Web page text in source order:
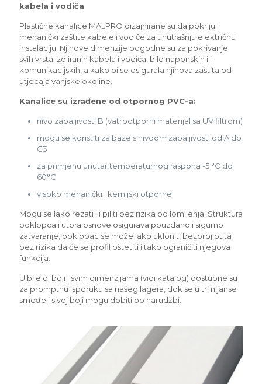
kabela i vodiča
Plastične kanalice MALPRO dizajnirane su da pokriju i
mehanički zaštite kabele i vodiče za unutrašnju električnu
instalaciju. Njihove dimenzije pogodne su za pokrivanje
svih vrsta izoliranih kabela i vodiča, bilo naponskih ili
komunikacijskih, a kako bi se osigurala njihova zaštita od
utjecaja vanjske okoline.
Kanalice su izrađene od otpornog PVC-a:
nivo zapaljivosti B (vatrootporni materijal sa UV filtrom)
mogu se koristiti za baze s nivoom zapaljivosti od A do
C3
za primjenu unutar temperaturnog raspona -5 °C do
60°C
visoko mehanički i kemijski otporne
Mogu se lako rezati ili piliti bez rizika od lomljenja. Struktura
poklopca i utora osnove osigurava pouzdano i sigurno
zatvaranje, poklopac se može lako ukloniti bezbroj puta
bez rizika da će se profil oštetiti i tako ograničiti njegova
funkcija.
U bijeloj boji i svim dimenzijama (vidi katalog) dostupne su
za promptnu isporuku sa našeg lagera, dok se u tri nijanse
smeđe i sivoj boji mogu dobiti po narudžbi.